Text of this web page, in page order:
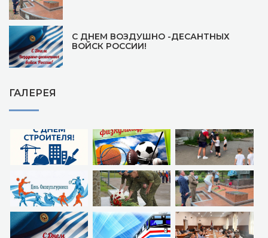
С ДНЕМ ВОЗДУШНО -ДЕСАНТНЫХ
ВОЙСК РОССИИ!
ГАЛЕРЕЯ